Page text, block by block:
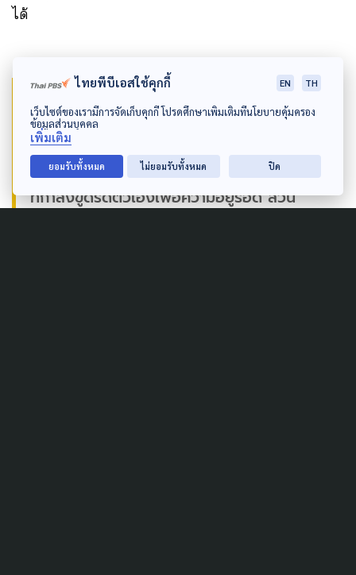
ได้
“สนับสนุนข้อเสนอเชิงนโยบายการบริหารจัดการ
ที่ดินของรัฐเพื่อที่อยู่อาศัย และการมีพื้นที่ค้าขาย
สำหรับผู้มีรายได้น้อย เพื่อสนับสนุนคนจนเมือง
ที่กำลังขูดรีดตัวเองเพื่อความอยู่รอด ส่วน
ไทยพีบีเอสใช้คุกกี้ EN TH
เว็บไซต์ของเรามีการจัดเก็บคุกกี้ โปรดศึกษาเพิ่มเติมที่นโยบายคุ้มครอง
ข้อมูลส่วนบุคคล
เพิ่มเติม
ยอมรับทั้งหมด ไม่ยอมรับทั้งหมด ปิด